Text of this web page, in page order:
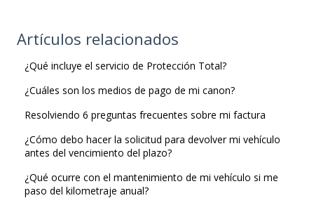
Artículos relacionados
¿Qué incluye el servicio de Protección Total?
¿Cuáles son los medios de pago de mi canon?
Resolviendo 6 preguntas frecuentes sobre mi factura
¿Cómo debo hacer la solicitud para devolver mi vehículo
antes del vencimiento del plazo?
¿Qué ocurre con el mantenimiento de mi vehículo si me
paso del kilometraje anual?